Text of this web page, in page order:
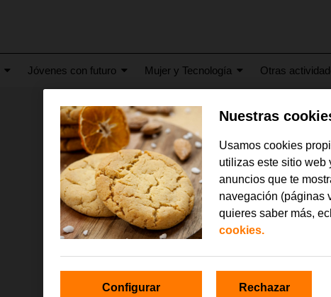
Jóvenes con futuro Mujer y Tecnología Otras
febrero 2026
acuerdofundaciones2
Nuestras
Usamos cookies
utilizas este sitio web
anuncios que te
navegación (páginas
quieres saber más,
cookies.
Configurar Rechazar